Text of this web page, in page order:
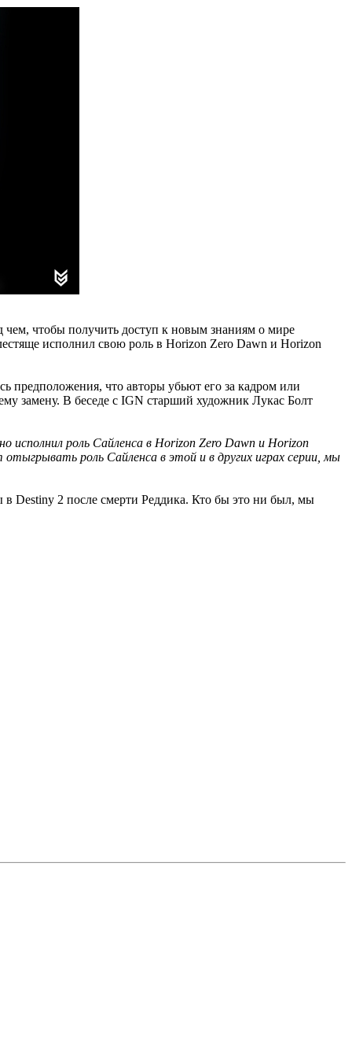
чтобы получить доступ к новым знаниям о мире
исполнил свою роль в Horizon Zero Dawn и Horizon
предположения, что авторы убьют его за кадром или
замену. В беседе с IGN старший художник Лукас Болт
исполнил роль Сайленса в Horizon Zero Dawn и Horizon
роль Сайленса в этой и в других играх серии, мы
в Destiny 2 после смерти Реддика. Кто бы это ни был, мы